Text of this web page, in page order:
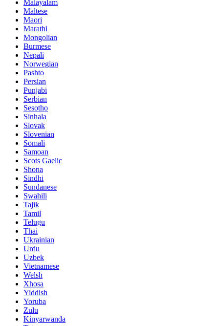
Malayalam
Maltese
Maori
Marathi
Mongolian
Burmese
Nepali
Norwegian
Pashto
Persian
Punjabi
Serbian
Sesotho
Sinhala
Slovak
Slovenian
Somali
Samoan
Scots Gaelic
Shona
Sindhi
Sundanese
Swahili
Tajik
Tamil
Telugu
Thai
Ukrainian
Urdu
Uzbek
Vietnamese
Welsh
Xhosa
Yiddish
Yoruba
Zulu
Kinyarwanda